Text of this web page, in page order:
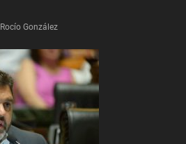
Rocío González